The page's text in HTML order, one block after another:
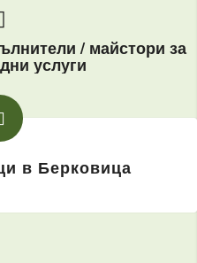
/ майстори за
услуги
в Берковица